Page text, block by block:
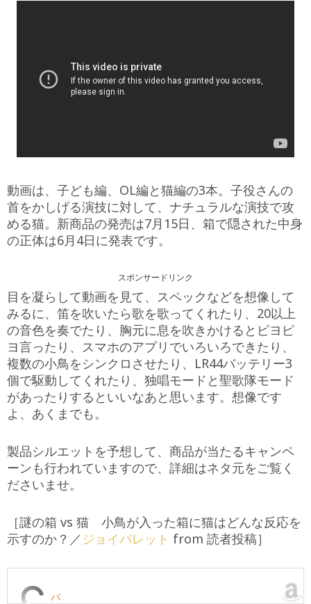
動画は、子ども編、OL編と猫編の3本。子役さんの
首をかしげる演技に対して、ナチュラルな演技で攻
める猫。新商品の発売は7月15日、箱で隠された中身
の正体は6月4日に発表です。
スポンサードリンク
目を凝らして動画を見て、スペックなどを想像して
みるに、笛を吹いたら歌を歌ってくれたり、20以上
の音色を奏でたり、胸元に息を吹きかけるとピヨピ
ヨ言ったり、スマホのアプリでいろいろできたり、
複数の小鳥をシンクロさせたり、LR44バッテリー3
個で駆動してくれたり、独唱モードと聖歌隊モード
があったりするといいなあと思います。想像です
よ、あくまでも。
製品シルエットを予想して、商品が当たるキャンペ
ーンも行われていますので、詳細はネタ元をご覧く
ださいませ。
［謎の箱 vs 猫 小鳥が入った箱に猫はどんな反応を
示すのか？／ ジョイパレット from 読者投稿］
バ